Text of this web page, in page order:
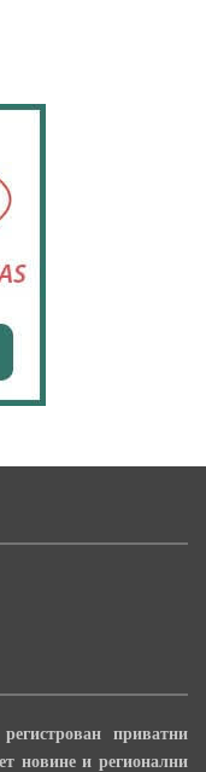
приватни
новине и регионални